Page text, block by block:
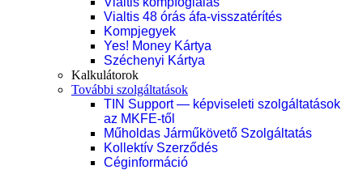
Vialtis 48 órás áfa-visszatérítés
Kompjegyek
Yes! Money Kártya
Széchenyi Kártya
Kalkulátorok
További szolgáltatások
TIN Support — képviseleti szolgáltatások
az MKFE-től
Műholdas Járműkövető Szolgáltatás
Kollektív Szerződés
Céginformáció